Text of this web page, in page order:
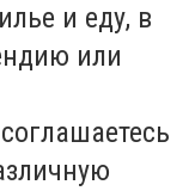
и еду, в
или